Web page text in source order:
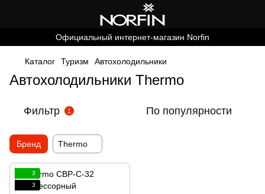
Официальный интернет-магазин Norfin
Каталог Туризм Автохолодильники
Автохолодильники Thermo
Фильтр 1 По популярности
Бренд Thermo
3
3